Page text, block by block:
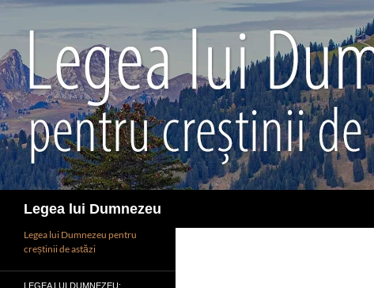
conținut
Legea lui Dumnezeu
Legea lui Dumnezeu pentru
creștinii de astăzi
LEGEA LUI DUMNEZEU: